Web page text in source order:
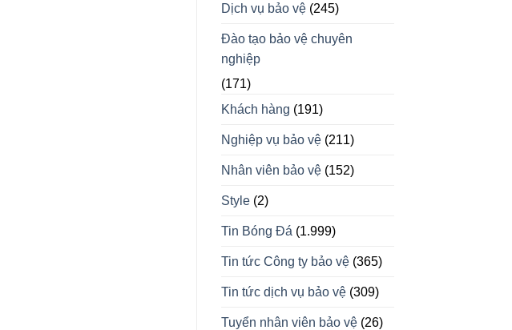
Dịch vụ bảo vệ(245)
Đào tạo bảo vệ chuyên
nghiệp
(171)
Khách hàng (191)
Nghiệp vụ bảo vệ(211)
Nhân viên bảo vệ(152)
Style(2)
Tin Bóng Đá (1.999)
Tin tức Công ty bảo vệ(365)
Tin tức dịch vụ bảo vệ(309)
Tuyển nhân viên bảo vệ(26)